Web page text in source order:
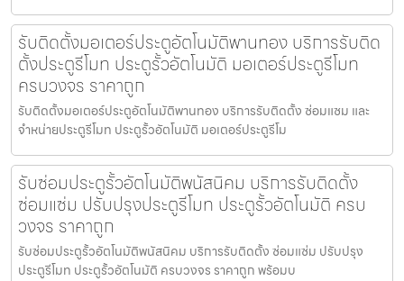
รับติดตั้งมอเตอร์ประตูอัตโนมัติพานทอง บริการรับติด
ตั้งประตูรีโมท ประตูรั้วอัตโนมัติ มอเตอร์ประตูรีโมท
ครบวงจร ราคาถูก
รับติดตั้งมอเตอร์ประตูอัตโนมัติพานทอง บริการรับติดตั้ง ซ่อมแซม และ
จำหน่ายประตูรีโมท ประตูรั้วอัตโนมัติ มอเตอร์ประตูรีโม
รับซ่อมประตูรั้วอัตโนมัติพนัสนิคม บริการรับติดตั้ง
ซ่อมแซ่ม ปรับปรุงประตูรีโมท ประตูรั้วอัตโนมัติ ครบ
วงจร ราคาถูก
รับซ่อมประตูรั้วอัตโนมัติพนัสนิคม บริการรับติดตั้ง ซ่อมแซ่ม ปรับปรุง
ประตูรีโมท ประตูรั้วอัตโนมัติ ครบวงจร ราคาถูก พร้อมบ